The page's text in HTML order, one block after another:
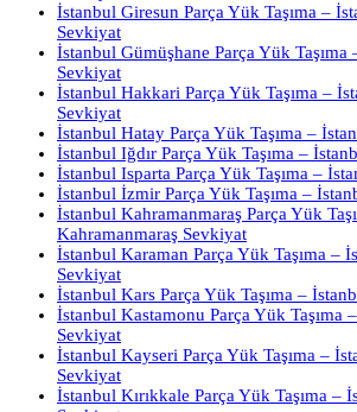
İstanbul Giresun Parça Yük Taşıma –
Sevkiyat
İstanbul Gümüşhane Parça Yük Taşıma
Sevkiyat
İstanbul Hakkari Parça Yük Taşıma –
Sevkiyat
İstanbul Hatay Parça Yük Taşıma –
İstanbul Iğdır Parça Yük Taşıma –
İstanbul Isparta Parça Yük Taşıma –
İstanbul İzmir Parça Yük Taşıma –
İstanbul Kahramanmaraş Parça Yük
Kahramanmaraş Sevkiyat
İstanbul Karaman Parça Yük Taşıma –
Sevkiyat
İstanbul Kars Parça Yük Taşıma –
İstanbul Kastamonu Parça Yük Taşıma
Sevkiyat
İstanbul Kayseri Parça Yük Taşıma –
Sevkiyat
İstanbul Kırıkkale Parça Yük Taşıma –